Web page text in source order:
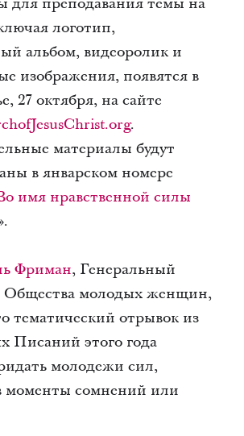
логотип,
альбом, видеоролик и
изображения, появятся в
27 октября, на сайте
.
материалы будут
в январском номере
имя нравственной силы
Фриман, Генеральный
Общества молодых женщин,
тематический отрывок из
Писаний этого года
молодежи сил,
моменты сомнений или